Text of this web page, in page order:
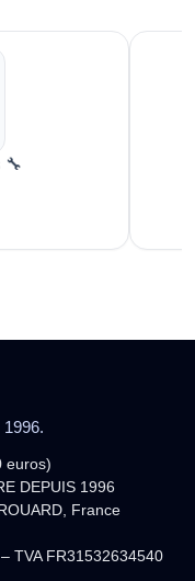
🔧
euros)
DEPUIS 1996
France
TVA FR31532634540